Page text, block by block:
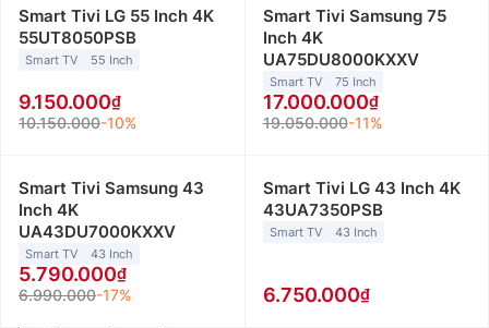
Smart Tivi LG 55 Inch 4K
55UT8050PSB
Smart TV 55 Inch
9.150.000
10.150.000-10%
Smart Tivi Samsung 75
Inch 4K
UA75DU8000KXXV
Smart TV 75 Inch
17.000.000
19.050.000-11%
Smart Tivi Samsung 43
Inch 4K
UA43DU7000KXXV
Smart TV 43 Inch
5.790.000
6.990.000-17%
Smart Tivi LG 43 Inch 4K
43UA7350PSB
Smart TV 43 Inch
6.750.000